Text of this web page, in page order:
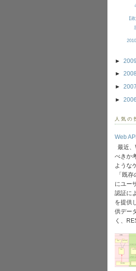
【
► 2009
► 2008
► 2007
► 2006
人気の
Web
最近
べきか
ような
「既
にユー
認証に
を提供
供デー
く、